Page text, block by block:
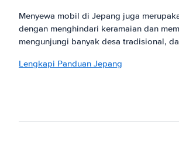
Menyewa mobil di Jepang juga
dengan menghindari keramaian dan
mengunjungi banyak desa tradisional,
Lengkapi Panduan Jepang